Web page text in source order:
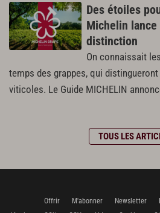
Des étoiles
Michelin
distinction
On connaissait
temps des grappes, qui
viticoles. Le Guide MICHELIN
TOUS LES
Offrir M'abonner Newsletter